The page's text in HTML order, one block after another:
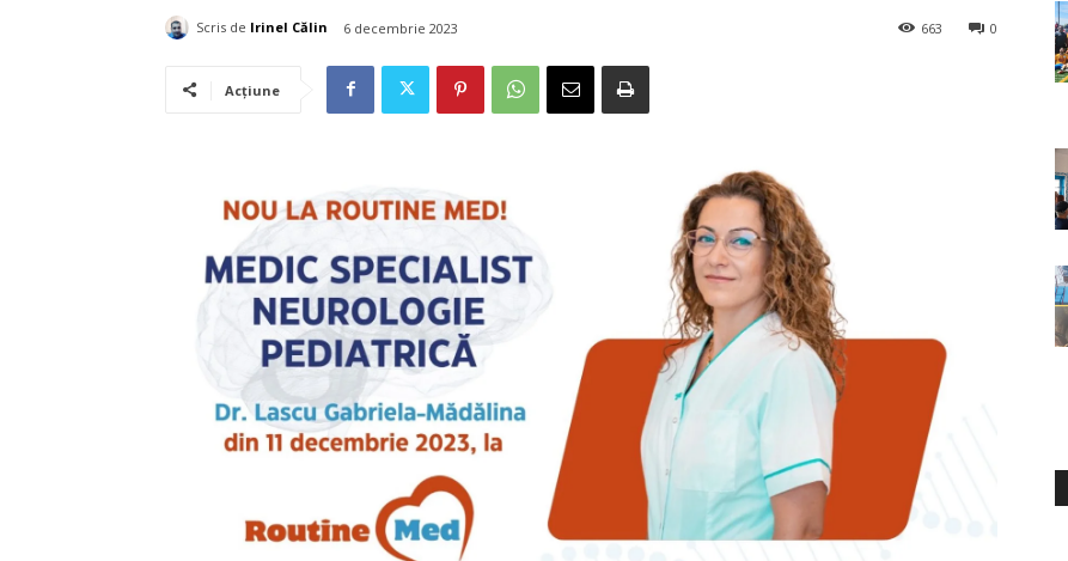
Scris de Irinel Călin 6 decembrie 2023 0
663
Acțiune